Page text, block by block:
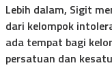
Lebih dalam, Sigit
dari kelompok
ada tempat bagi
persatuan dan